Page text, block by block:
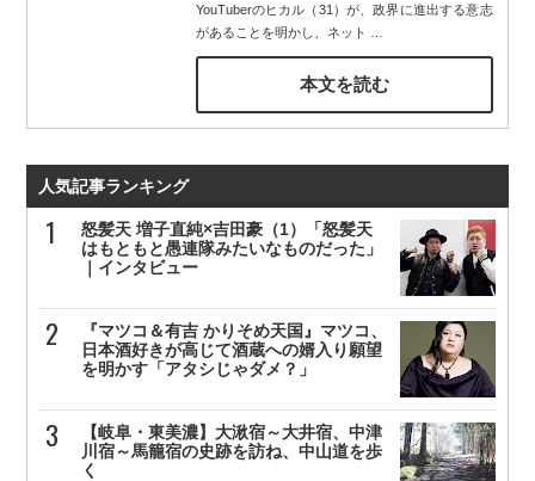
YouTuberのヒカル（31）が、政界に進出する意志
があることを明かし、ネット
本文を読む
人気記事ランキング
怒髪天 増子直純×吉田豪（1）「怒髪天
はもともと愚連隊みたいなものだった」
｜インタビュー
『マツコ＆有吉 かりそめ天国』マツコ、
日本酒好きが高じて酒蔵への婿入り願望
を明かす「アタシじゃダメ？」
【岐阜・東美濃】大湫宿～大井宿、中津
川宿～馬籠宿の史跡を訪ね、中山道を歩
く